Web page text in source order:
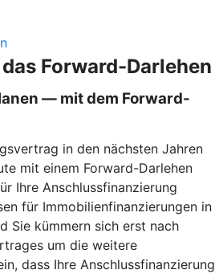
Forward-Darlehen
— mit dem Forward-
in den nächsten Jahren
mit einem Forward-Darlehen
Ihre Anschlussfinanzierung
für Immobilienfinanzierungen in
Sie kümmern sich erst nach
um die weitere
dass Ihre Anschlussfinanzierung